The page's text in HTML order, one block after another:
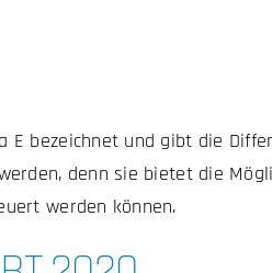
E bezeichnet und gibt die
denn sie bietet die
werden können.